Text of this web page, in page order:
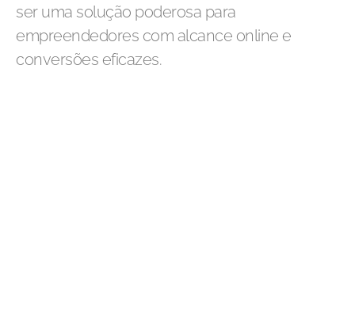
ser uma solução poderosa para
empreendedores com alcance online e
conversões eficazes.